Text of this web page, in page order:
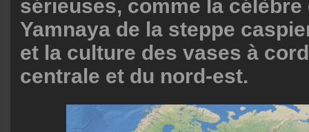
sérieuses, comme la
Yamnaya de la steppe
et la culture des vases à
centrale et du nord-est.